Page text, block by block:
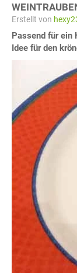
Erstellt von
Passend für ein
Idee für den